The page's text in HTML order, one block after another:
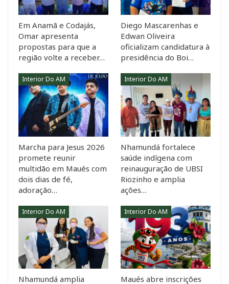
Em Anamã e Codajás,
Omar apresenta
propostas para que a
região volte a receber…
Diego Mascarenhas e
Edwan Oliveira
oficializam candidatura à
presidência do Boi…
Interior Do AM
Marcha para Jesus 2026
promete reunir
multidão em Maués com
dois dias de fé,
adoração…
Interior Do AM
Nhamundá fortalece
saúde indígena com
reinauguração de UBSI
Riozinho e amplia
ações…
Interior Do AM
Nhamundá amplia
Interior Do AM
Maués abre inscrições